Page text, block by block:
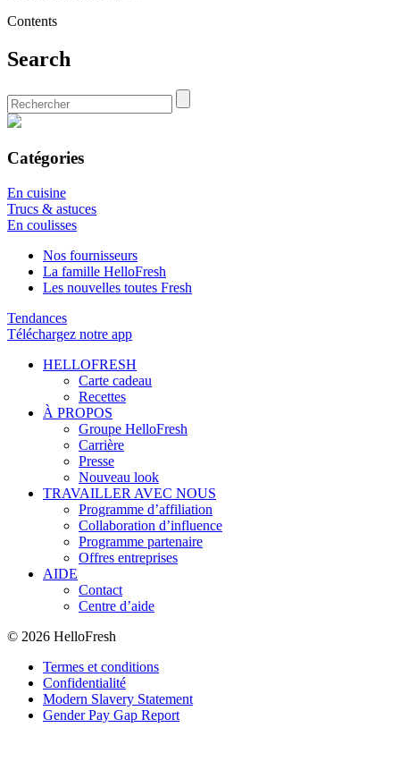
Contents
Search
Catégories
En cuisine
Trucs & astuces
En coulisses
Nos fournisseurs
La famille HelloFresh
Les nouvelles toutes Fresh
Tendances
Téléchargez notre app
HELLOFRESH
Carte cadeau
Recettes
À PROPOS
Groupe HelloFresh
Carrière
Presse
Nouveau look
TRAVAILLER AVEC NOUS
Programme d’affiliation
Collaboration d’influence
Programme partenaire
Offres entreprises
AIDE
Contact
Centre d’aide
© 2026 HelloFresh
Termes et conditions
Confidentialité
Modern Slavery Statement
Gender Pay Gap Report